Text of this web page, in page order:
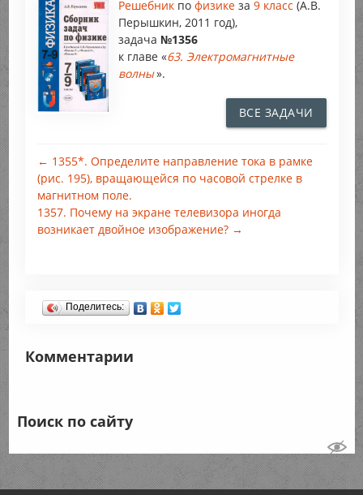
Решебник по физике за 9 класс (А.В.
Перышкин, 2011 год),
задача №1356
к главе «63. Электромагнитные
волны».
ВСЕ ЗАДАЧИ
← 1355*. Определите направление тока в рамке
(рис. 195), вращающейся по часовой стрелке в
магнитном поле.
1357. Почему на экране телевизора иногда
возникает двойное изображение? →
Поделитесь:
Комментарии
Поиск по сайту